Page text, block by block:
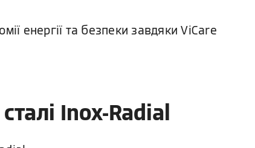
енергії та безпеки завдяки ViCare
Inox-Radial